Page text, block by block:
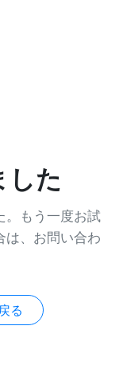
した
。もう一度お試
は、お問い合わ
る